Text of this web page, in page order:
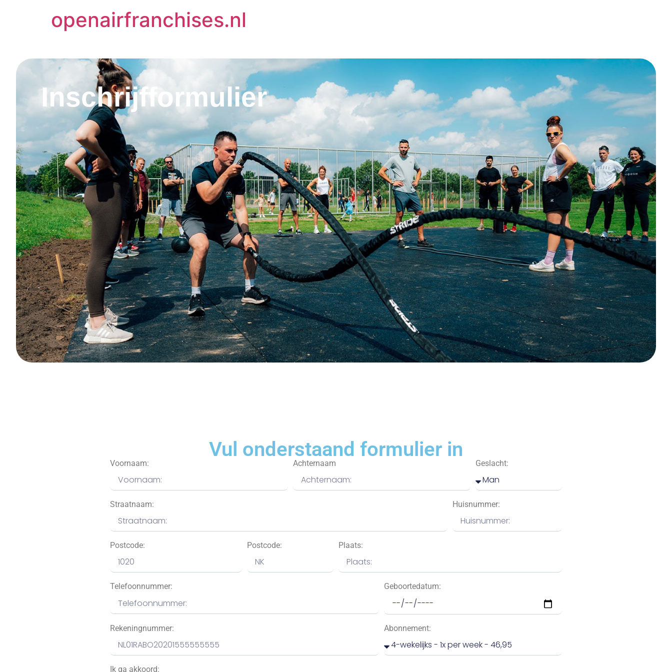
openairfranchises.nl
Inschrijfformulier
Vul onderstaand formulier in
Voornaam: Achternaam Geslacht:
Straatnaam: Huisnummer:
Postcode: Postcode: Plaats:
Telefoonnummer: Geboortedatum:
Rekeningnummer: Abonnement:
Ik ga akkoord: